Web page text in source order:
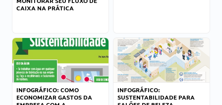
CAIXA NA PRÁTICA
INFOGRÁFICO: COMO
ECONOMIZAR GASTOS DA
INFOGRÁFICO:
SUSTENTABILIDADE PARA